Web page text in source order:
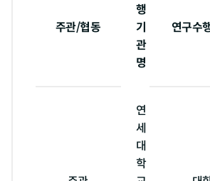
주관/협동
행
기
관
명
연구수
연
세
대
학